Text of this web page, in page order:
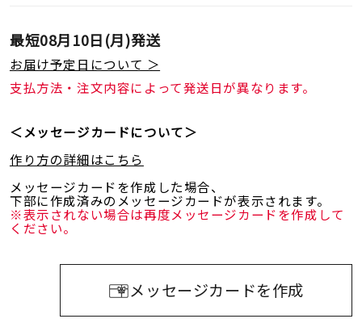
最短08月10日(月)発送
お届け予定日について ＞
支払方法・注文内容によって発送日が異なります。
＜メッセージカードについて＞
作り方の詳細はこちら
メッセージカードを作成した場合、
下部に作成済みのメッセージカードが表示されます。
※表示されない場合は再度メッセージカードを作成して
ください。
メッセージカードを作成